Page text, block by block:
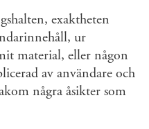
exaktheten
ur
material, eller någon
av användare och
några åsikter som